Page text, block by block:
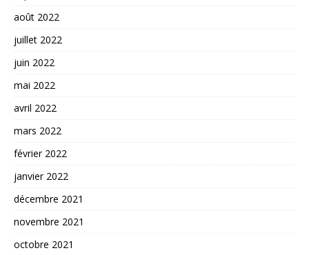
août 2022
juillet 2022
juin 2022
mai 2022
avril 2022
mars 2022
février 2022
janvier 2022
décembre 2021
novembre 2021
octobre 2021